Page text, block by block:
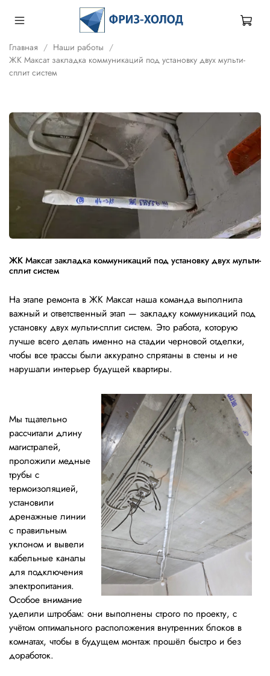
Главная
Наши работы
ЖК Максат закладка коммуникаций под установку двух мульти-
сплит систем
ЖК Максат закладка коммуникаций под установку двух мульти-
сплит систем
На этапе ремонта в ЖК Максат наша команда выполнила
важный и ответственный этап — закладку коммуникаций под
установку двух мульти-сплит систем. Это работа, которую
лучше всего делать именно на стадии черновой отделки,
чтобы все трассы были аккуратно спрятаны в стены и не
нарушали интерьер будущей квартиры.
Мы тщательно
рассчитали длину
магистралей,
проложили медные
трубы с
термоизоляцией,
установили
дренажные линии
с правильным
уклоном и вывели
кабельные каналы
для подключения
электропитания.
Особое внимание
уделили штробам: они выполнены строго по проекту, с
учётом оптимального расположения внутренних блоков в
комнатах, чтобы в будущем монтаж прошёл быстро и без
доработок.